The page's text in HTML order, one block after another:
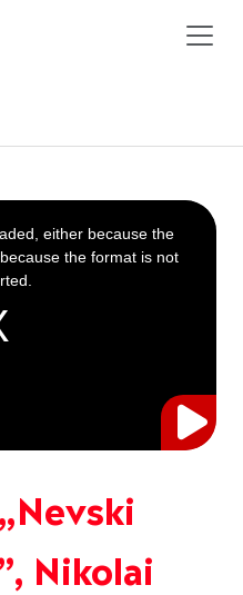
Nikolai
either because the
the format is not